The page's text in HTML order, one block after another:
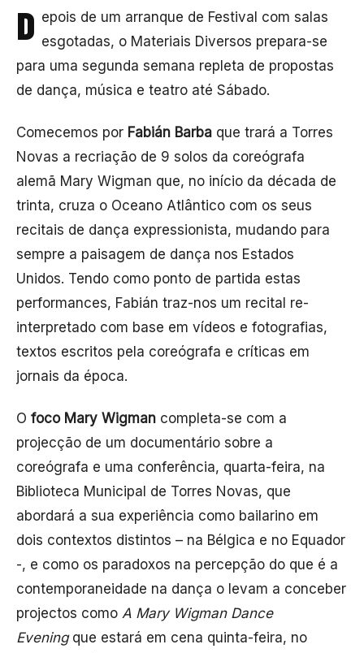
D epois de um arranque de Festival com salas
esgotadas, o Materiais Diversos prepara-se
para uma segunda semana repleta de propostas
de dança, música e teatro até Sábado.
Comecemos por Fabián Barba que trará a Torres
Novas a recriação de 9 solos da coreógrafa
alemã Mary Wigman que, no início da década de
trinta, cruza o Oceano Atlântico com os seus
recitais de dança expressionista, mudando para
sempre a paisagem de dança nos Estados
Unidos. Tendo como ponto de partida estas
performances, Fabián traz-nos um recital re-
interpretado com base em vídeos e fotografias,
textos escritos pela coreógrafa e críticas em
jornais da época.
O foco Mary Wigman completa-se com a
projecção de um documentário sobre a
coreógrafa e uma conferência, quarta-feira, na
Biblioteca Municipal de Torres Novas, que
abordará a sua experiência como bailarino em
dois contextos distintos – na Bélgica e no Equador
-, e como os paradoxos na percepção do que é a
contemporaneidade na dança o levam a conceber
projectos como A Mary Wigman Dance
Evening que estará em cena quinta-feira, no